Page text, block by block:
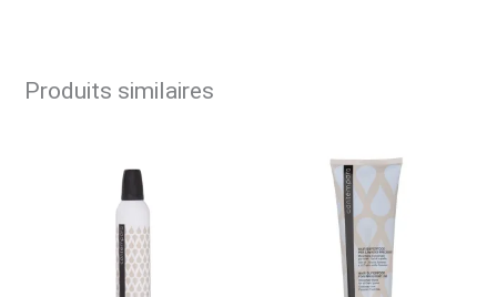
Produits similaires